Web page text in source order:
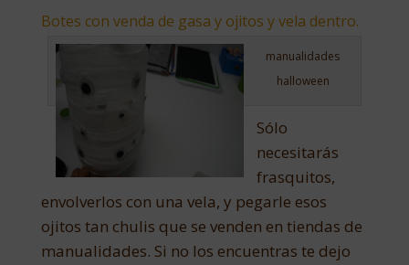
Botes con venda de gasa y ojitos y vela dentro.
manualidades
halloween
Sólo
necesitarás
frasquitos,
envolverlos con una vela, y pegarle esos
ojitos tan chulis que se venden en tiendas de
manualidades. Si no los encuentras te dejo